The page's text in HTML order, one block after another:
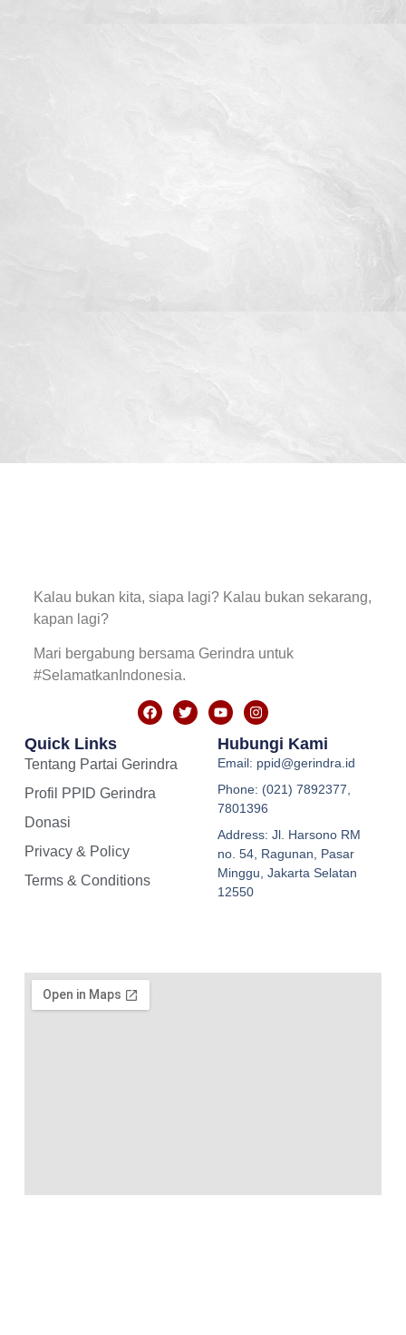
Kalau bukan kita, siapa lagi? Kalau bukan sekarang,
kapan lagi?
Mari bergabung bersama Gerindra untuk
#SelamatkanIndonesia.
Quick Links
Tentang Partai Gerindra
Profil PPID Gerindra
Donasi
Privacy & Policy
Terms & Conditions
Hubungi Kami
Email: ppid@gerindra.id
Phone: (021) 7892377,
7801396
Address: Jl. Harsono RM
no. 54, Ragunan, Pasar
Minggu, Jakarta Selatan
12550